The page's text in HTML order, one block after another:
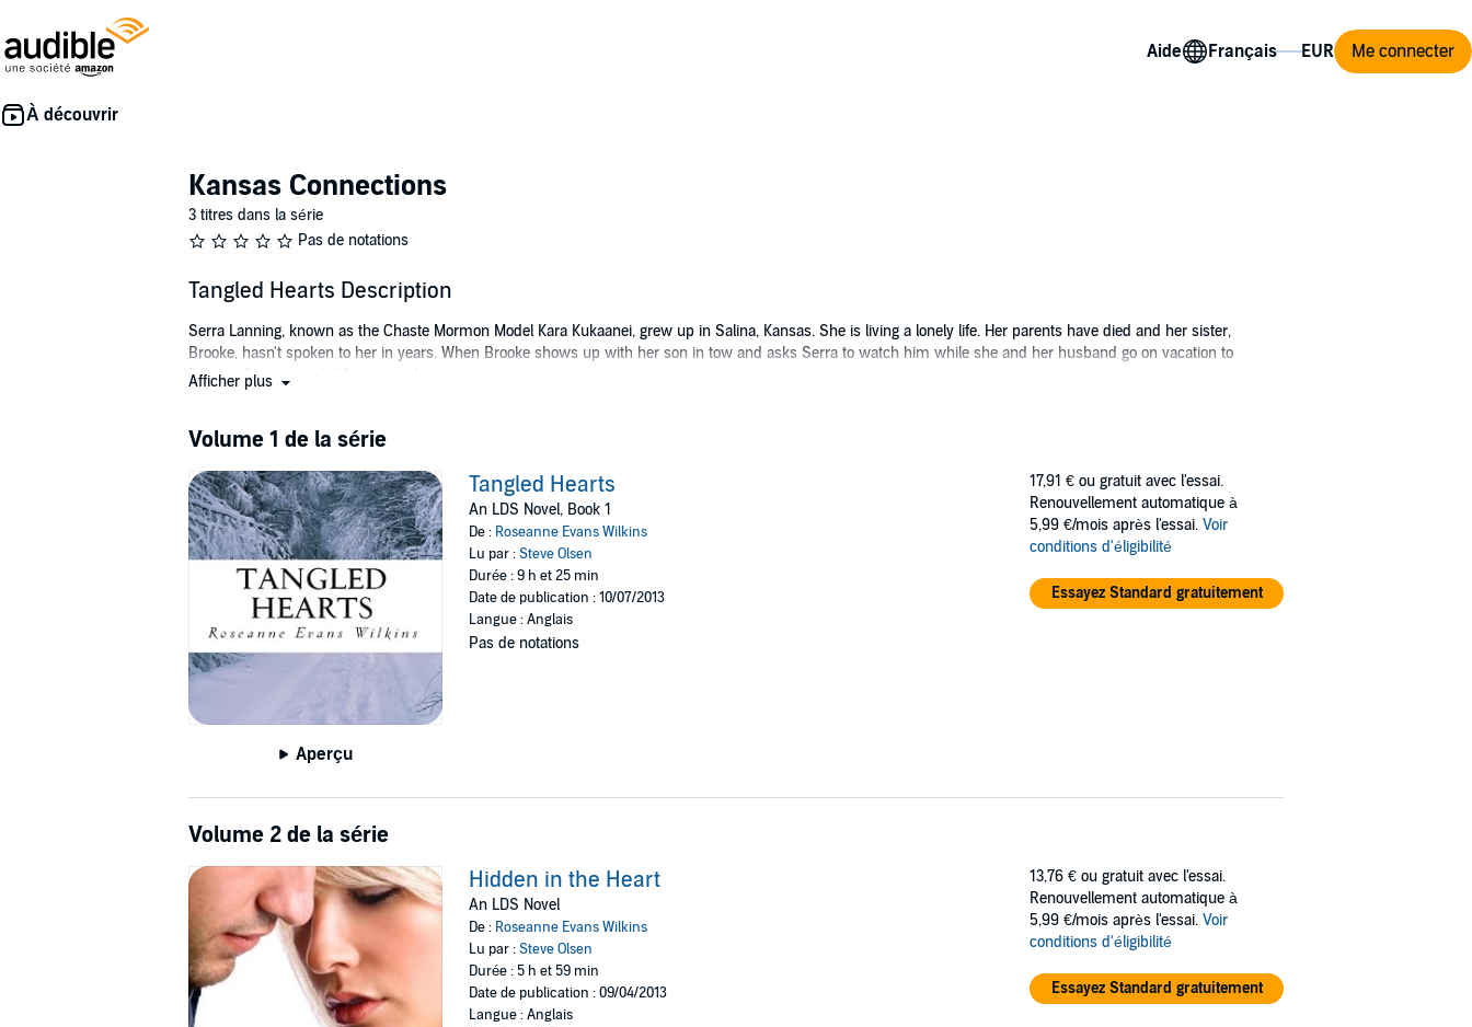
Aide Me connecter
Kansas Connections
3 titres dans la série
Pas de notations
Tangled Hearts Description
Serra Lanning, known as the Chaste Mormon Model Kara Kukaanei, grew up in Salina, Kansas. She is living a lonely life. Her parents have died and her sister,
Brooke, hasn't spoken to her in years. When Brooke shows up with her son in tow and asks Serra to watch him while she and her husband go on vacation to
France, Serra's whole life is turned upside down.
than having her nephew taken.
©2011 Roseanne Evans Wilkins (P)2013 Roseanne Evans Wilkins
Afficher plus
Volume 1 de la série
Aperçu
Tangled Hearts
An LDS Novel, Book 1
De : Roseanne Evans Wilkins
Lu par :Steve Olsen
Durée : 9 h et 25 min
Date de publication : 10/07/2013
Langue : Anglais
Pas de notations
17,91 € ou gratuit avec l'essai.
Renouvellement automatique à
5,99 €/mois après l'essai. Voir
conditions d'éligibilité
Essayez Standard gratuitement
Volume 2 de la série
Hidden in the Heart
An LDS Novel
De : Roseanne Evans Wilkins
Lu par :Steve Olsen
Durée : 5 h et 59 min
Date de publication : 09/04/2013
Langue : Anglais
13,76 € ou gratuit avec l'essai.
Renouvellement automatique à
5,99 €/mois après l'essai. Voir
conditions d'éligibilité
Essayez Standard gratuitement